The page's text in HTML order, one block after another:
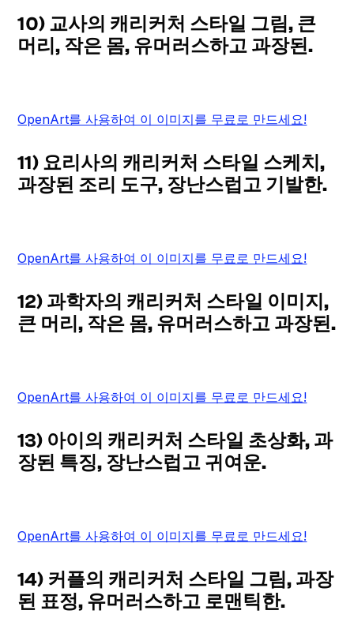
10) 교사의 캐리커처 스타일 그림, 큰
머리, 작은 몸, 유머러스하고 과장된.
OpenArt를 사용하여 이 이미지를 무료로 만드세요!
11) 요리사의 캐리커처 스타일 스케치,
과장된 조리 도구, 장난스럽고 기발한.
OpenArt를 사용하여 이 이미지를 무료로 만드세요!
12) 과학자의 캐리커처 스타일 이미지,
큰 머리, 작은 몸, 유머러스하고 과장된.
OpenArt를 사용하여 이 이미지를 무료로 만드세요!
13) 아이의 캐리커처 스타일 초상화, 과
장된 특징, 장난스럽고 귀여운.
OpenArt를 사용하여 이 이미지를 무료로 만드세요!
14) 커플의 캐리커처 스타일 그림, 과장
된 표정, 유머러스하고 로맨틱한.